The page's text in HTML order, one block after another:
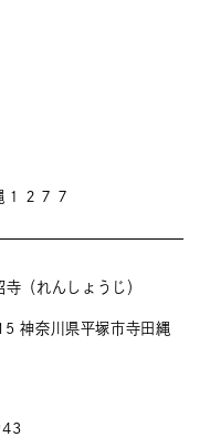
２７７
（れんしょうじ）
神奈川県平塚市寺田縄